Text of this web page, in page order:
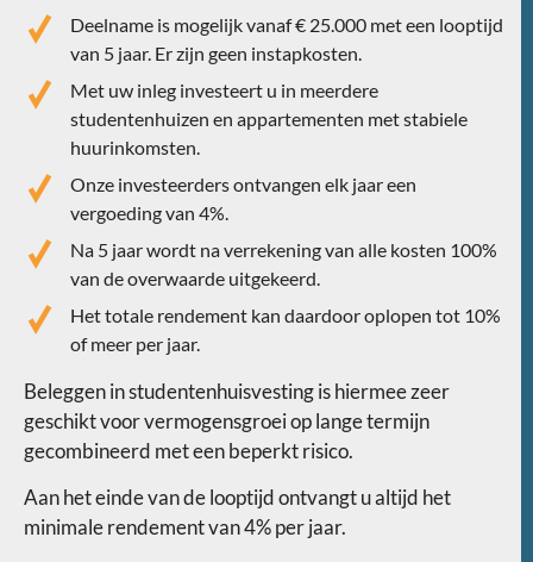
Deelname is mogelijk vanaf € 25.000 met een looptijd
van 5 jaar. Er zijn geen instapkosten.
Met uw inleg investeert u in meerdere
studentenhuizen en appartementen met stabiele
huurinkomsten.
Onze investeerders ontvangen elk jaar een
vergoeding van 4%.
Na 5 jaar wordt na verrekening van alle kosten 100%
van de overwaarde uitgekeerd.
Het totale rendement kan daardoor oplopen tot 10%
of meer per jaar.
Beleggen in studentenhuisvesting is hiermee zeer
geschikt voor vermogensgroei op lange termijn
gecombineerd met een beperkt risico.
Aan het einde van de looptijd ontvangt u altijd het
minimale rendement van 4% per jaar.